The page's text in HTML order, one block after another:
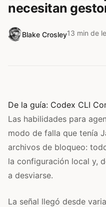
necesitan
Blake Crosley13 min de
De la guía: Codex CLI
Las habilidades para
modo de falla que tenía
archivos de bloqueo:
la configuración local y,
a desviarse.
La señal llegó desde